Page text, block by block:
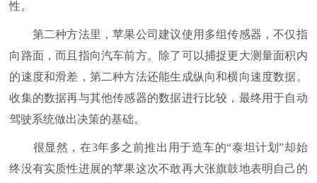
性。
第二种方法里，苹果公司建议使用多组传感器，不仅指
向路面，而且指向汽车前方。除了可以捕捉更大测量面积内
的速度和滑差，第二种方法还能生成纵向和横向速度数据。
收集的数据再与其他传感器的数据进行比较，最终用于自动
驾驶系统做出决策的基础。
很显然，在3年多之前推出用于造车的“泰坦计划”却始
终没有实质性进展的苹果这次不敢再大张旗鼓地表明自己的